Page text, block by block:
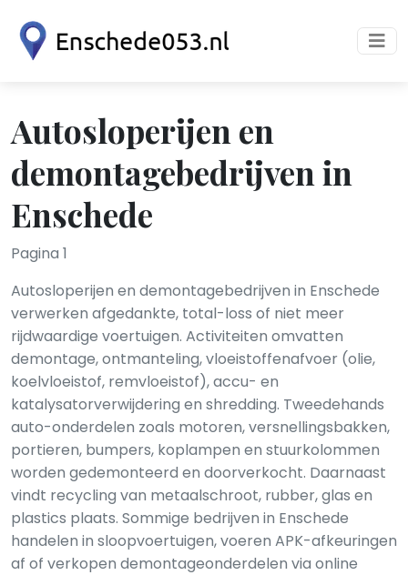
Autosloperijen en
demontagebedrijven in
Enschede
Pagina 1
Autosloperijen en demontagebedrijven in Enschede
verwerken afgedankte, total-loss of niet meer
rijdwaardige voertuigen. Activiteiten omvatten
demontage, ontmanteling, vloeistoffenafvoer (olie,
koelvloeistof, remvloeistof), accu- en
katalysatorverwijdering en shredding. Tweedehands
auto-onderdelen zoals motoren, versnellingsbakken,
portieren, bumpers, koplampen en stuurkolommen
worden gedemonteerd en doorverkocht. Daarnaast
vindt recycling van metaalschroot, rubber, glas en
plastics plaats. Sommige bedrijven in Enschede
handelen in sloopvoertuigen, voeren APK-afkeuringen
af of verkopen demontageonderdelen via online